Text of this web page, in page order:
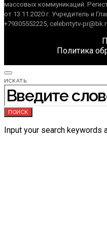
массовых коммуникаций.
от 13.11.2020 г. Учредитель и
+79305552225, celebritytv-
Политика
ИСКАТЬ:
ПОИСК
Input your search keywords